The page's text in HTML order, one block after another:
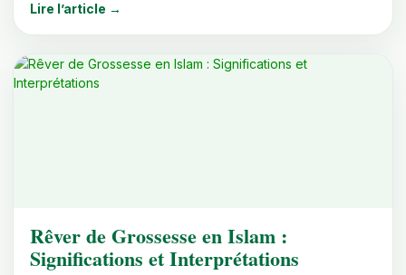
Lire l’article →
Rêver de Grossesse en Islam :
Significations et Interprétations